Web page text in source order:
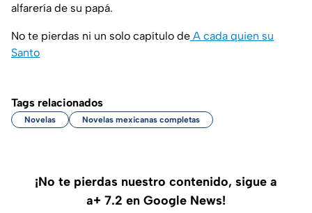
alfarería de su papá.
No te pierdas ni un solo capítulo de A cada quien su
Santo
Tags relacionados
Novelas Novelas mexicanas completas
¡No te pierdas nuestro contenido, sigue a
a+ 7.2 en Google News!